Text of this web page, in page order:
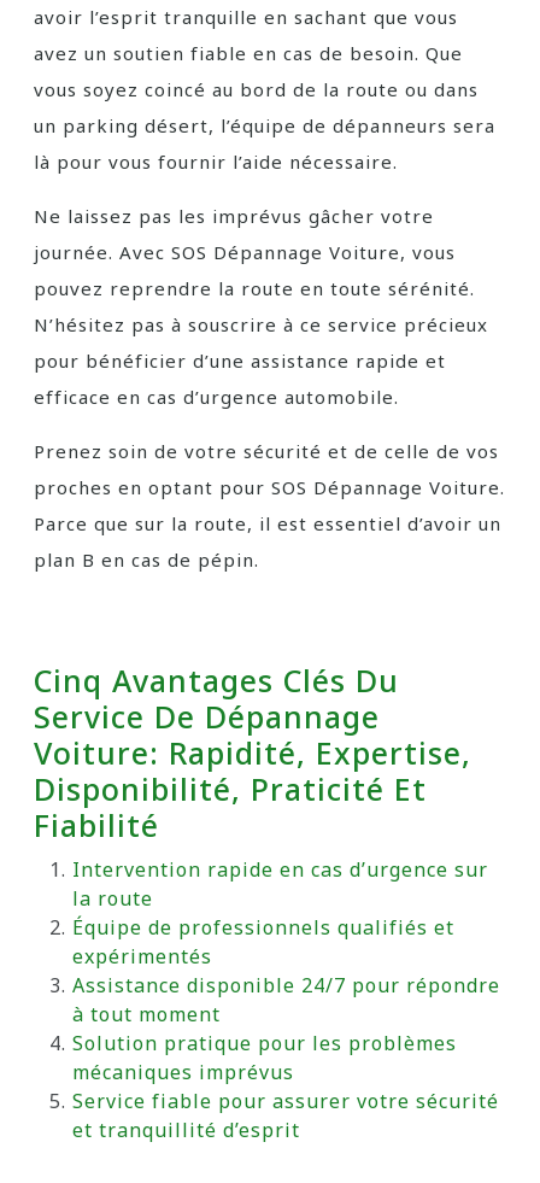
avoir l’esprit tranquille en sachant que vous
avez un soutien fiable en cas de besoin. Que
vous soyez coincé au bord de la route ou dans
un parking désert, l’équipe de dépanneurs sera
là pour vous fournir l’aide nécessaire.
Ne laissez pas les imprévus gâcher votre
journée. Avec SOS Dépannage Voiture, vous
pouvez reprendre la route en toute sérénité.
N’hésitez pas à souscrire à ce service précieux
pour bénéficier d’une assistance rapide et
efficace en cas d’urgence automobile.
Prenez soin de votre sécurité et de celle de vos
proches en optant pour SOS Dépannage Voiture.
Parce que sur la route, il est essentiel d’avoir un
plan B en cas de pépin.
Cinq Avantages Clés Du
Service De Dépannage
Voiture: Rapidité, Expertise,
Disponibilité, Praticité Et
Fiabilité
Intervention rapide en cas d’urgence sur
la route
Équipe de professionnels qualifiés et
expérimentés
Assistance disponible 24/7 pour répondre
à tout moment
Solution pratique pour les problèmes
mécaniques imprévus
Service fiable pour assurer votre sécurité
et tranquillité d’esprit